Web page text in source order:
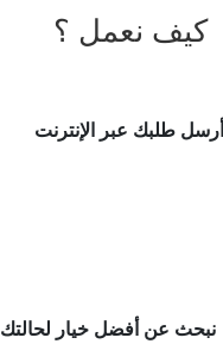
كيف نعمل ؟
أرسل طلبك عبر الإنترنت
نبحث عن أفضل خيار لحالتك